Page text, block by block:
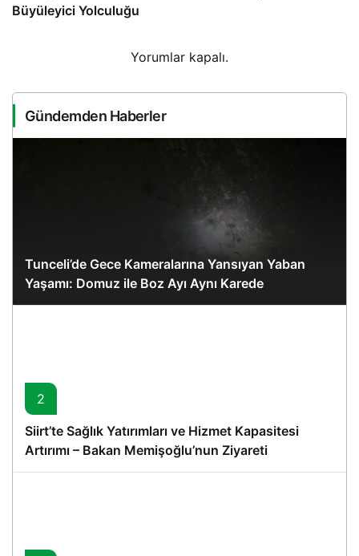
Büyüleyici Yolculuğu
Yorumlar kapalı.
Gündemden Haberler
Tunceli’de Gece Kameralarına Yansıyan Yaban
Yaşamı: Domuz ile Boz Ayı Aynı Karede
2
Siirt’te Sağlık Yatırımları ve Hizmet Kapasitesi
Artırımı – Bakan Memişoğlu’nun Ziyareti